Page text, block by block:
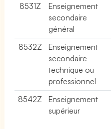
8531Z
Enseignement
secondaire
général
8532Z
Enseignement
secondaire
technique ou
professionnel
8542Z
Enseignement
supérieur